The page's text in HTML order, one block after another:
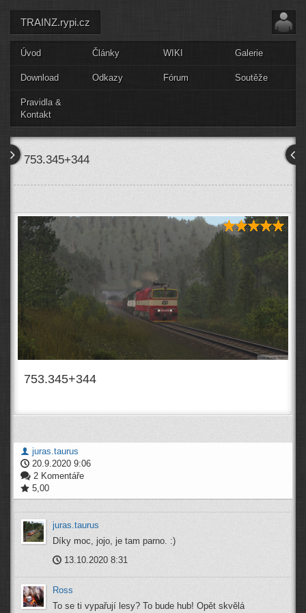
TRAINZ.rypi.cz
Úvod Články WIKI Galerie
Download Odkazy Fórum Soutěže
Pravidla &
Kontakt
753.345+344
753.345+344
juras.taurus
20.9.2020 9:06
2 Komentáře
5,00
juras.taurus
Díky moc, jojo, je tam parno. :)
13.10.2020 8:31
Ross
To se ti vypařují lesy? To bude hub! Opět skvělá